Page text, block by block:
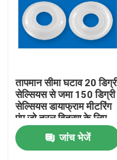
उत्पाद
हमारे बारे में
कारखाने का दौरा
गुणवत्ता नियंत्रण
समाचार
तापमान सीमा घटाव 20
सेल्सियस से जमा 150 डिग्री
सेल्सियस डायाफ्राम मीटरिंग
पंप जो तरल वितरण के लिए
1000000 बार सेवा जीवन
प्रदान करता हैजांच भेजें